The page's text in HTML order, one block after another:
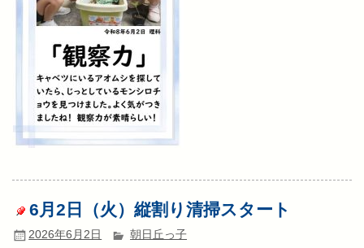
6月2日（火）縦割り清掃スタート
2026年6月2日 朝日丘っ子